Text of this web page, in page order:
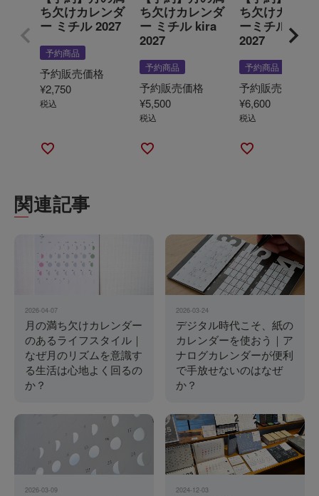
ち欠けカレンダ
ー ミチル 2027
予約商品
予約販売価格
¥2,750
税込
ち欠けカレンダ
ー ミチル kira
2027
予約商品
予約販売価格
¥5,500
税込
ち欠けカレン
ーミチル
2027
予約商品
予約販売価格
¥6,600
税込
関連記事
2026-04-07
月の満ち欠けカレンダー
のあるライフスタイル｜
なぜ月のリズムを意識す
る生活は心地よく回るの
か？
2026-03-24
デジタル時代こそ、紙の
カレンダーを使おう｜ア
ナログカレンダーが便利
で手放せないのはなぜ
か？
2026-03-09 2024-12-03